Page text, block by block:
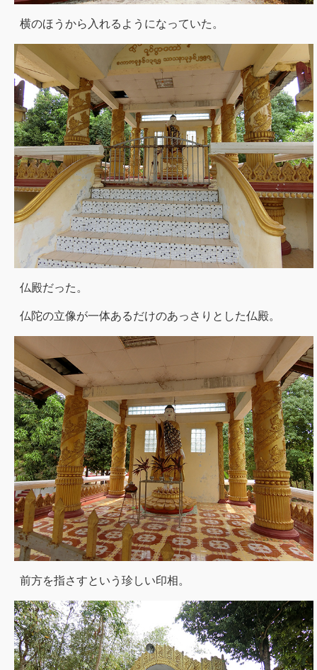
横のほうから入れるようになっていた。
仏殿だった。
仏陀の立像が一体あるだけのあっさりとした仏殿。
前方を指さすという珍しい印相。